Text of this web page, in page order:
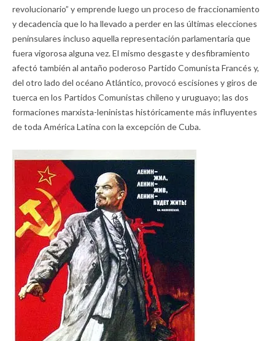
revolucionario” y emprende luego un proceso de fraccionamiento
y decadencia que lo ha llevado a perder en las últimas elecciones
peninsulares incluso aquella representación parlamentaria que
fuera vigorosa alguna vez. El mismo desgaste y desfibramiento
afectó también al antaño poderoso Partido Comunista Francés y,
del otro lado del océano Atlántico, provocó escisiones y giros de
tuerca en los Partidos Comunistas chileno y uruguayo; las dos
formaciones marxista-leninistas históricamente más influyentes
de toda América Latina con la excepción de Cuba.